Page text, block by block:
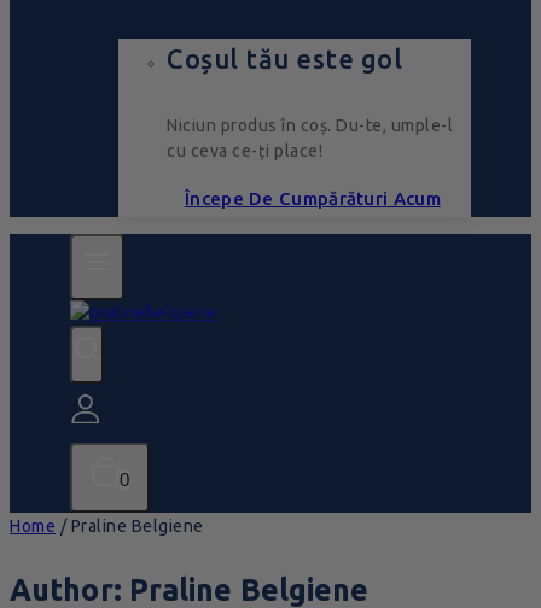
Coșul tău este gol
Niciun produs în coș. Du-te, umple-l
cu ceva ce-ți place!
Începe De Cumpărături Acum
0
Home / Praline Belgiene
Author: Praline Belgiene